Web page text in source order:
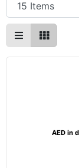
AED in